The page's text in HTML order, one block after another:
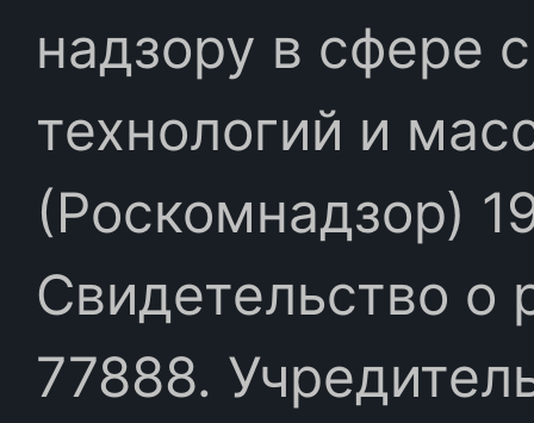
надзору в сфере
технологий и
(Роскомнадзор)
Свидетельство
77888.